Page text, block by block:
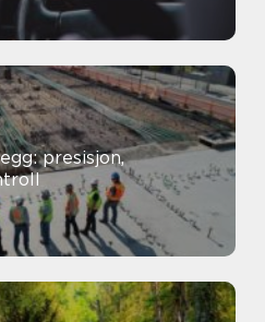
presisjon,